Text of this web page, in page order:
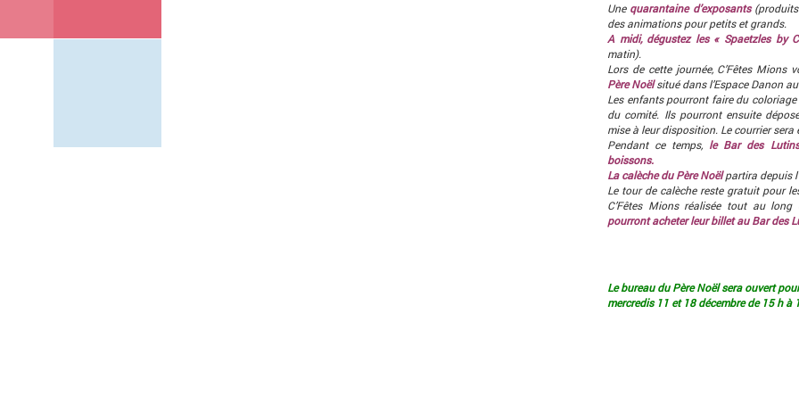
Une quarantaine d’exposants(produits
des animations pour petits et grands.
A midi, dégustez les « Spaetzles by
matin).
Lors de cette journée, C’Fêtes Mions
Père Noëlsitué dans l’Espace Danon
Les enfants pourront faire du
du comité. Ils pourront ensuite
mise à leur disposition. Le courrier sera
Pendant ce temps, le Bar des
boissons.
La calèche du Père Noëlpartira depuis
Le tour de calèche reste gratuit pour
C’Fêtes Mions réalisée tout au long
pourront acheter leur billet au Bar des
Le bureau du Père Noël sera ouvert
mercredis 11 et 18 décembre de 15 h à